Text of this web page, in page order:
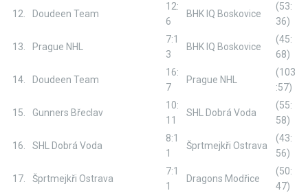
12. Doudeen Team
12:
6
BHK IQ Boskovice
(53:
36)
13. Prague NHL
7:1
3
BHK IQ Boskovice
(45:
68)
14. Doudeen Team
16:
7
Prague NHL
(103
:57)
15. Gunners Břeclav
10:
11
SHL Dobrá Voda
(55:
58)
16. SHL Dobrá Voda
8:1
1
Šprtmejkři Ostrava
(43:
56)
17. Šprtmejkři Ostrava
7:1
1
Dragons Modřice
(50:
47)